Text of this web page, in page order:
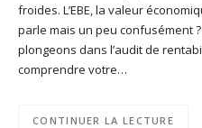
froides. L’EBE, la valeur
parle mais un peu confusément
plongeons dans l’audit de
comprendre votre…
CONTINUER LA LECTURE